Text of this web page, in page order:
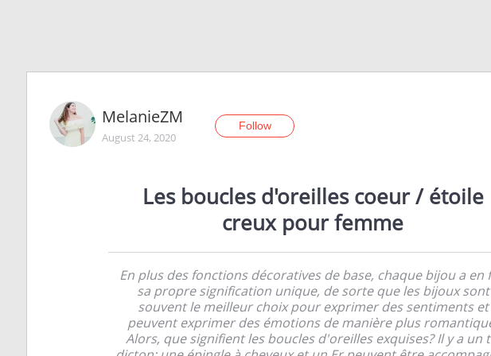
MelanieZM
August 24, 2020
Follow
Les boucles d'oreilles coeur / étoile
creux pour femme
En plus des fonctions décoratives de base, chaque bijou a en
sa propre signification unique, de sorte que les bijoux sont
souvent le meilleur choix pour exprimer des sentiments et
peuvent exprimer des émotions de manière plus
Alors, que signifient les boucles d'oreilles exquises? Il y a un